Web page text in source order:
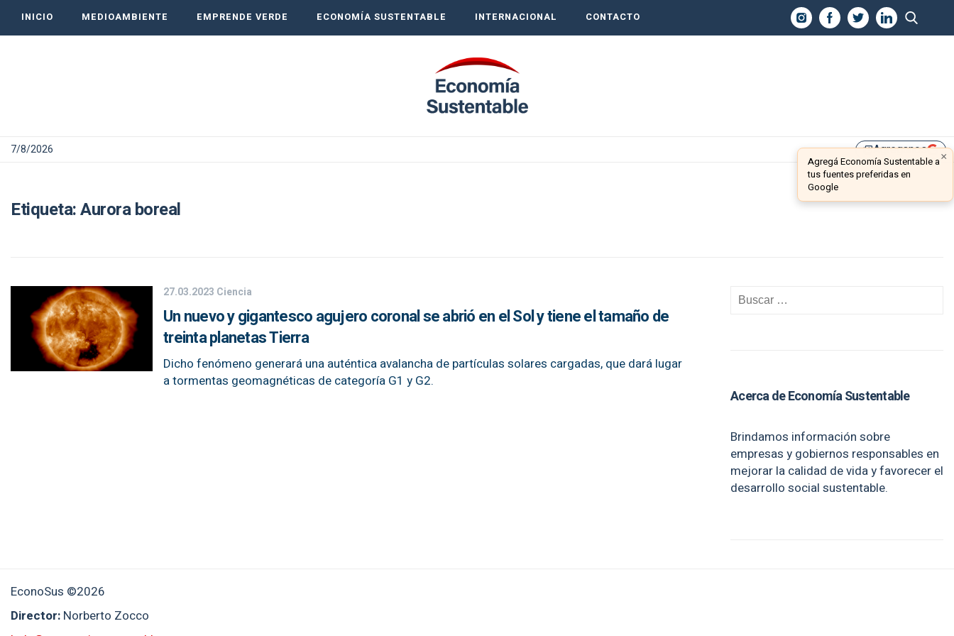
INICIO MEDIOAMBIENTE EMPRENDE VERDE ECONOMÍA SUSTENTABLE INTERNACIONAL CONTACTO
7/8/2026 library_addAgreganos ×
Agregá Economía Sustentable a
tus fuentes preferidas en
Google
Etiqueta:Aurora boreal
27.03.2023 Ciencia
Un nuevo y gigantesco agujero coronal se abrió en el Sol y tiene el tamaño de
treinta planetas Tierra
Dicho fenómeno generará una auténtica avalancha de partículas solares cargadas, que dará lugar
a tormentas geomagnéticas de categoría G1 y G2.
Acerca de Economía Sustentable
Brindamos información sobre
empresas y gobiernos responsables en
mejorar la calidad de vida y favorecer el
desarrollo social sustentable.
EconoSus ©2026
Director: Norberto Zocco